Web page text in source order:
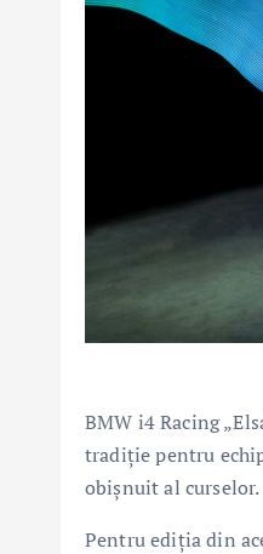
BMW i4 Racing
tradiție pentru
obișnuit al curselor.
Pentru ediția din